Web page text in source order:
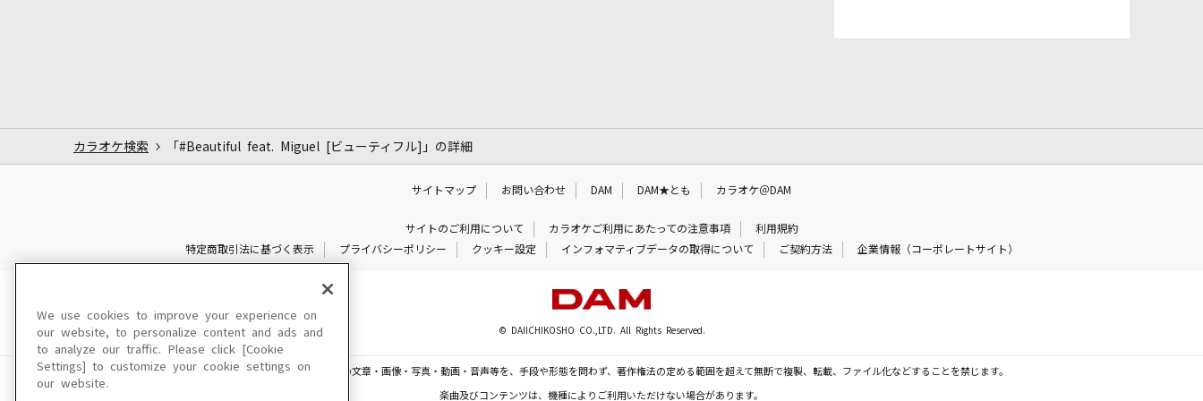
カラオケ検索 「#Beautiful feat. Miguel [ビューティフル]」の詳細
サイトマップ お問い合わせ DAM DAM★とも カラオケ＠DAM
サイトのご利用について カラオケご利用にあたっての注意事項
利用規約
特定商取引法に基づく表示
プライバシーポリシー クッキー設定 インフォマティブデータの取得について ご契約方法 企業情報（コーポレートサイト）
© DAIICHIKOSHO CO.,LTD. All Rights Reserved.
このサイトに掲載されている一切の文章・画像・写真・動画・音声等を、手段や形態を問わず、著作権法の定める範囲を超えて無断で複製、転載、ファイル化などすることを禁じます。
楽曲及びコンテンツは、機種によりご利用いただけない場合があります。
We use cookies to improve your experience on
our website, to personalize content and ads and
to analyze our traffic. Please click [Cookie
Settings] to customize your cookie settings on
our website.